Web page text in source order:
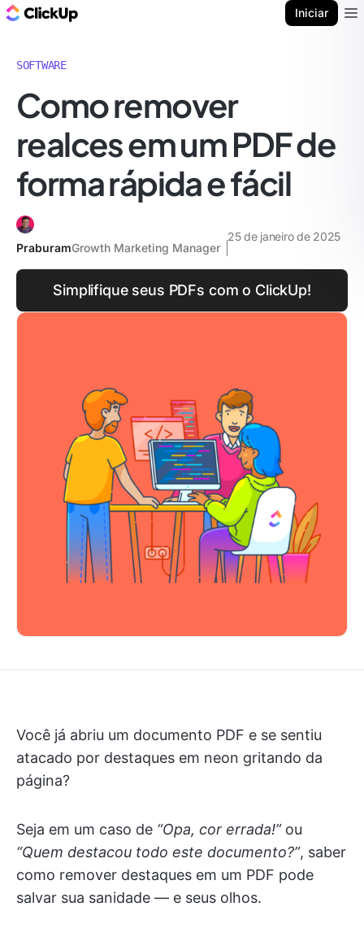
Iniciar
SOFTWARE
Como remover
realces em um PDF de
forma rápida e fácil
PraburamGrowth Marketing Manager
25 de janeiro de 2025
Simplifique seus PDFs com o ClickUp!
Você já abriu um documento PDF e se sentiu
atacado por destaques em neon gritando da
página?
Seja em um caso de “Opa, cor errada!”ou
“Quem destacou todo este documento?”, saber
como remover destaques em um PDF pode
salvar sua sanidade — e seus olhos.